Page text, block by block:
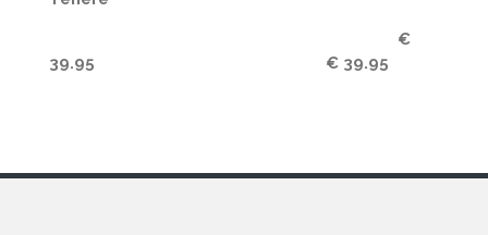
€
39.95 € 39.95